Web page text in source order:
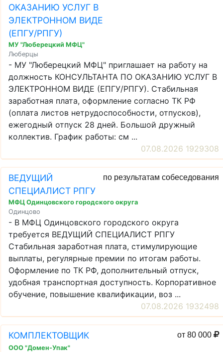
ОКАЗАНИЮ УСЛУГ В
ЭЛЕКТРОННОМ ВИДЕ
(ЕПГУ/РПГУ)
МУ "Люберецкий МФЦ"
Люберцы
- МУ "Люберецкий МФЦ" приглашает на работу на
должность КОНСУЛЬТАНТА ПО ОКАЗАНИЮ УСЛУГ В
ЭЛЕКТРОННОМ ВИДЕ (ЕПГУ/РПГУ). Стабильная
заработная плата, оформление согласно ТК РФ
(оплата листов нетрудоспособности, отпусков),
ежегодный отпуск 28 дней. Большой дружный
коллектив. График работы: см ...
07.08.2026 1929308
ВЕДУЩИЙ
СПЕЦИАЛИСТ РПГУ
по результатам собеседования
МФЦ Одинцовского городского округа
Одинцово
- В МФЦ Одинцовского городского округа
требуется ВЕДУЩИЙ СПЕЦИАЛИСТ РПГУ
Стабильная заработная плата, стимулирующие
выплаты, регулярные премии по итогам работы.
Оформление по ТК РФ, дополнительный отпуск,
удобная транспортная доступность. Корпоративное
обучение, повышение квалификации, воз ...
07.08.2026 1932498
КОМПЛЕКТОВЩИК от 80 000
ООО "Домен-Упак"